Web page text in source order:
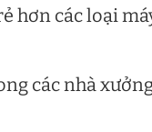
hơn các loại
các nhà